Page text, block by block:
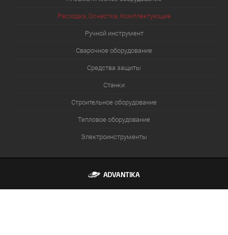
Расходка, Оснастка, Комплектующие
Ручной инструмент
Сварочное оборудование
Средства защиты
Станки
Строительное оборудование
Тепловое оборудование
Электроинструменты